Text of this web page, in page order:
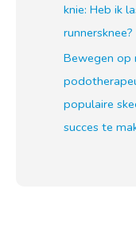
knie: Heb ik
runnersknee?
Bewegen op
populaire
succes te